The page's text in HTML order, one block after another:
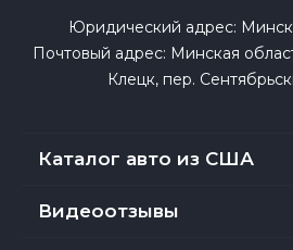
Юридический адрес: Минск,
Почтовый адрес: Минская
Клецк, пер.
Каталог авто из США
Видеоотзывы